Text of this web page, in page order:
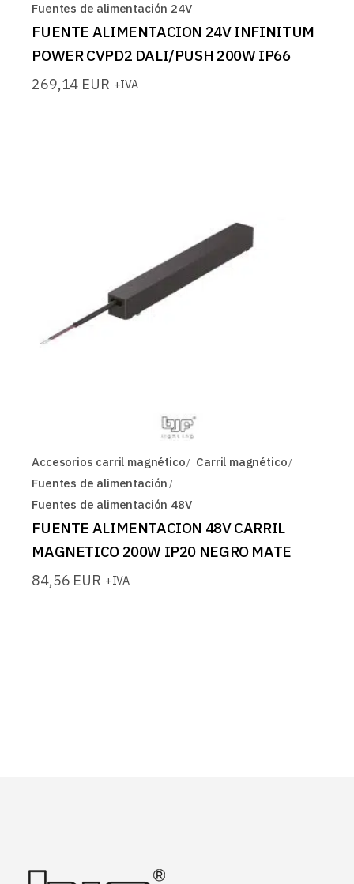
Fuentes de alimentación 24V
FUENTE ALIMENTACION 24V INFINITUM
POWER CVPD2 DALI/PUSH 200W IP66
269,14 EUR +IVA
Accesorios carril magnético
Carril magnético
Fuentes de alimentación
Fuentes de alimentación 48V
FUENTE ALIMENTACION 48V CARRIL
MAGNETICO 200W IP20 NEGRO MATE
84,56 EUR +IVA